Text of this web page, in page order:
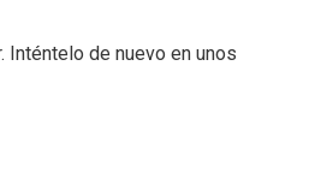
Inténtelo de nuevo en unos